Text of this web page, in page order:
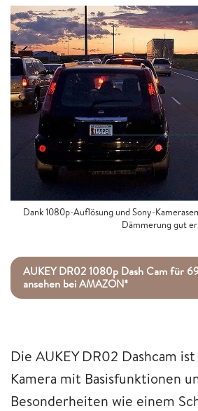
Dank 1080p-Auflösung und Sony-
Dämmerung gut
AUKEY DR02 1080p Dash Cam für
ansehen bei AMAZON*
Die AUKEY DR02 Dashcam
Kamera mit Basisfunktionen
Besonderheiten wie einem